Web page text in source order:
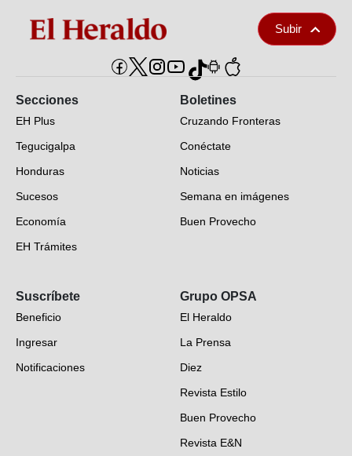
Subir
Secciones
EH Plus
Tegucigalpa
Honduras
Sucesos
Economía
EH Trámites
EH Verifica
Fotogalerías
Deportes
Videos
Boletines
Cruzando Fronteras
Conéctate
Noticias
Semana en imágenes
Buen Provecho
Suscríbete
Beneficio
Ingresar
Notificaciones
Grupo OPSA
El Heraldo
La Prensa
Diez
Revista Estilo
Buen Provecho
Revista E&N